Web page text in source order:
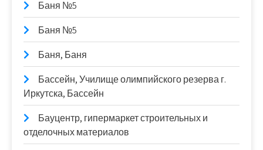
Баня №5
Баня №5
Баня, Баня
Бассейн, Училище олимпийского резерва г.
Иркутска, Бассейн
Бауцентр, гипермаркет строительных и
отделочных материалов